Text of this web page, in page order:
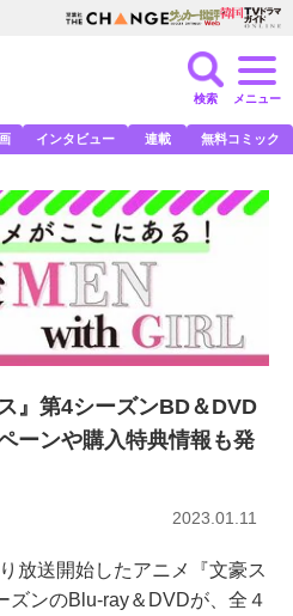
検索 メニュー
インタビュー 連載 無料コミック
』第4シーズンBD＆DVD
ーンや購入特典情報も発
2023.01.11
放送開始したアニメ『文豪ス
ズンのBlu-ray＆DVDが、全４